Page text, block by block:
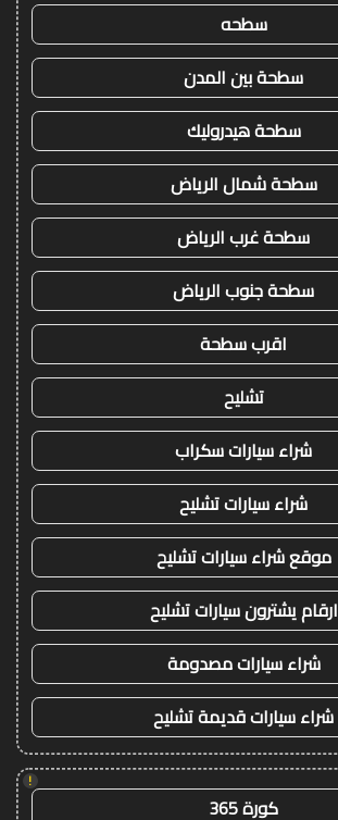
سطحه
سطحة بين المدن
سطحة هيدروليك
سطحة شمال الرياض
سطحة غرب الرياض
سطحة جنوب الرياض
اقرب سطحة
تشليح
شراء سيارات سكراب
شراء سيارات تشليح
موقع شراء سيارات تشليح
ارقام يشترون سيارات تشليح
شراء سيارات مصدومة
شراء سيارات قديمة تشليح
!
كورة 365